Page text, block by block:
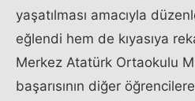
yaşatılması amacıyla
eğlendi hem de kıyasıya
Merkez Atatürk Ortaokulu
başarısının diğer